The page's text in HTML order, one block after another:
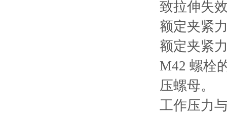
致拉伸失
额定夹紧
额定夹紧
M42 螺栓
压螺母。
工作压力